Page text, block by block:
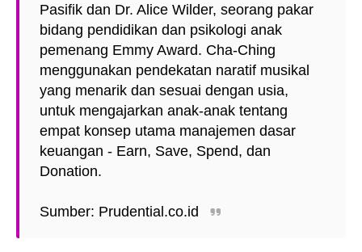
Pasifik dan Dr. Alice Wilder, seorang pakar
bidang pendidikan dan psikologi anak
pemenang Emmy Award. Cha-Ching
menggunakan pendekatan naratif musikal
yang menarik dan sesuai dengan usia,
untuk mengajarkan anak-anak tentang
empat konsep utama manajemen dasar
keuangan - Earn, Save, Spend, dan
Donation.
Sumber: Prudential.co.id